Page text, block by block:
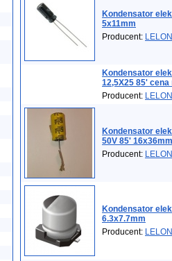
Kondensator
5x11mm
Producent: LELON
Kondensator
12,5X25 85' cena
Producent: LELON
Kondensator
50V 85'
Producent: LELON
Kondensator
6.3x7.7mm
Producent: LELON